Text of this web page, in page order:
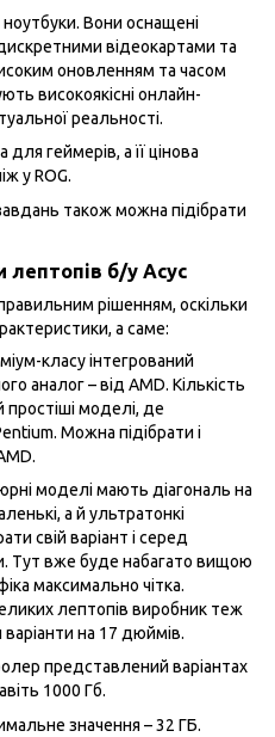
ноутбуки. Вони оснащені
відеокартами та
оновленням та часом
високоякісні онлайн-
реальності.
для геймерів, а її цінова
у ROG.
також можна підібрати
лептопів б/у Асус
рішенням, оскільки
а саме:
класу інтегрований
аналог – від AMD. Кількість
моделі, де
Можна підібрати і
моделі мають діагональ на
а й ультратонкі
свій варіант і серед
Тут вже буде набагато вищою
максимально чітка.
лептопів виробник теж
на 17 дюймів.
представлений варіантах
1000 Гб.
значення – 32 ГБ.